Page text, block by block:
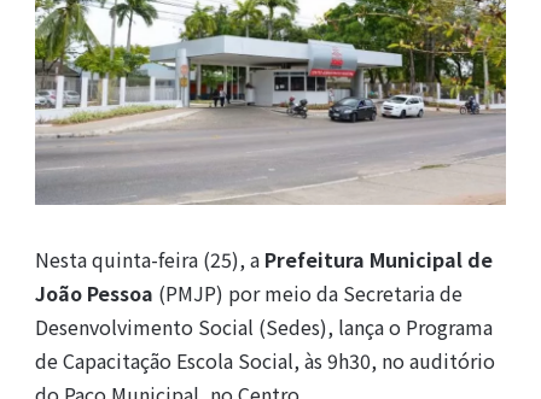
Nesta quinta-feira (25), a Prefeitura Municipal de
João Pessoa (PMJP) por meio da Secretaria de
Desenvolvimento Social (Sedes), lança o Programa
de Capacitação Escola Social, às 9h30, no auditório